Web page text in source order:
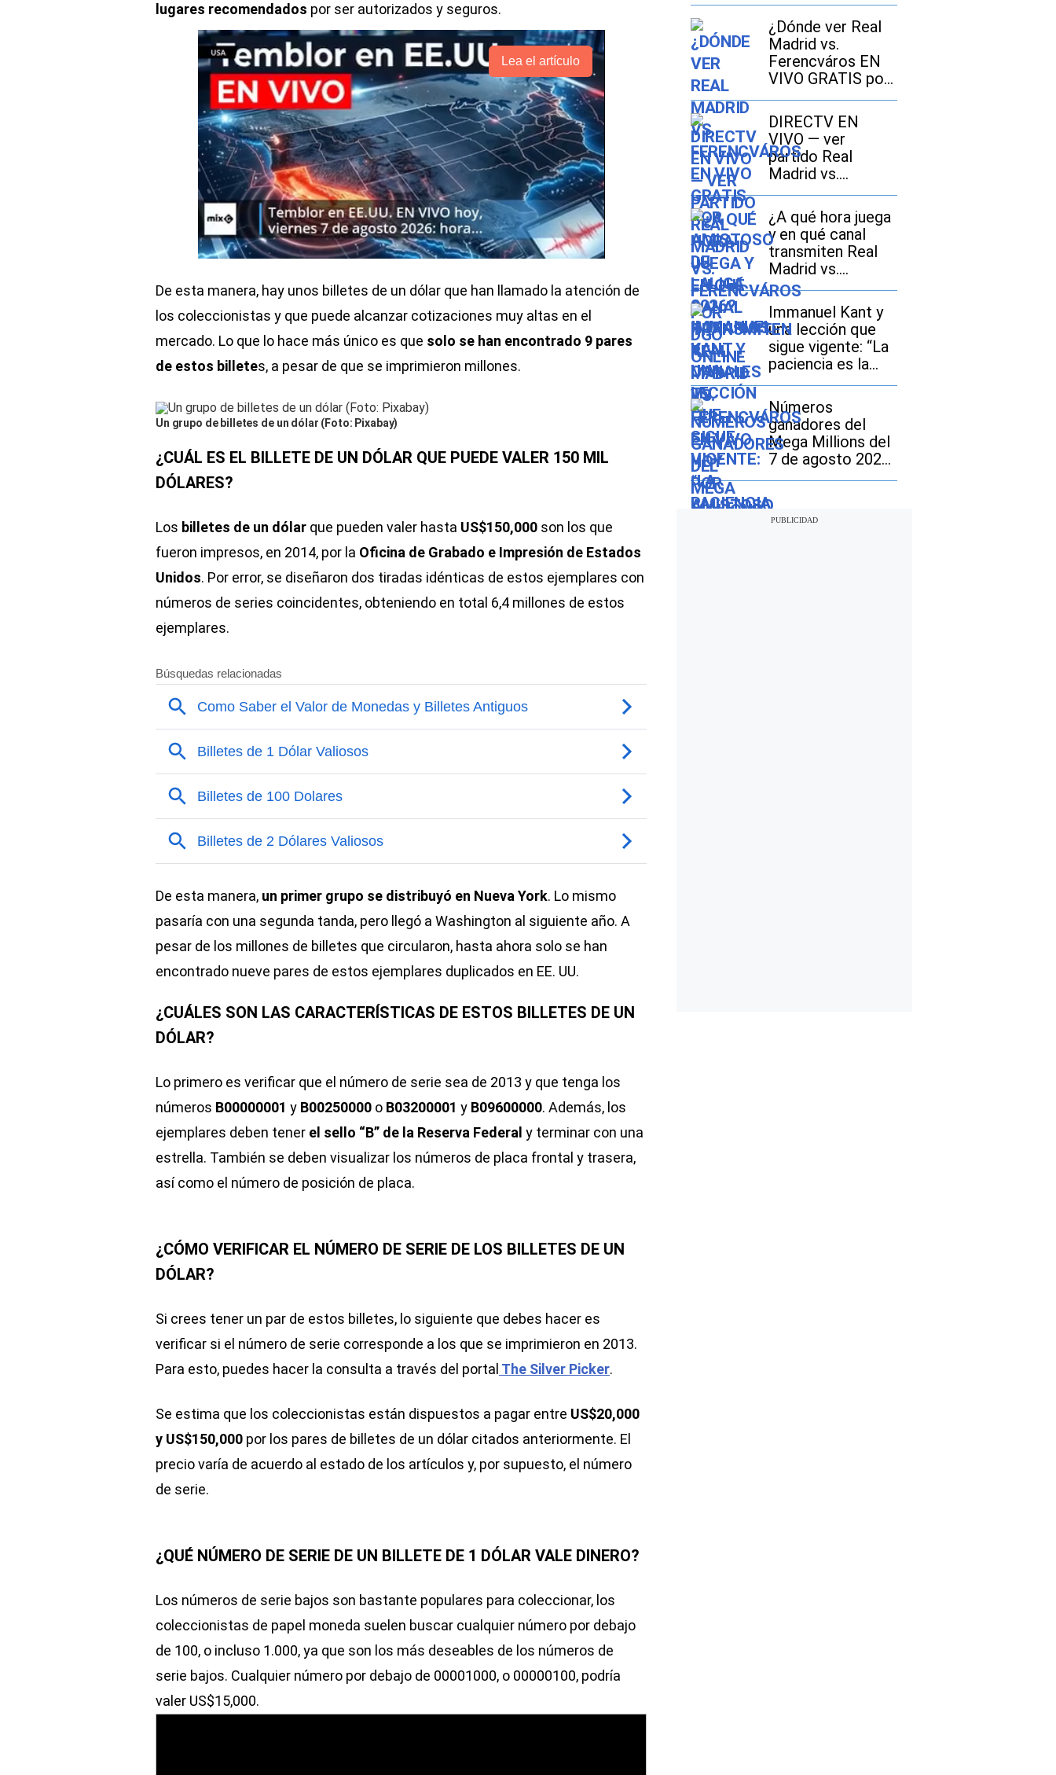
lugares recomendados por ser autorizados y seguros.
Lea el artículo
De esta manera, hay unos billetes de un dólar que han llamado la atención de
los coleccionistas y que puede alcanzar cotizaciones muy altas en el
mercado. Lo que lo hace más único es que solo se han encontrado 9 pares
de estos billetes, a pesar de que se imprimieron millones.
Un grupo de billetes de un dólar (Foto: Pixabay)
¿CUÁL ES EL BILLETE DE UN DÓLAR QUE PUEDE VALER 150 MIL
DÓLARES?
Los billetes de un dólar que pueden valer hasta US$150,000 son los que
fueron impresos, en 2014, por la Oficina de Grabado e Impresión de Estados
Unidos. Por error, se diseñaron dos tiradas idénticas de estos ejemplares con
números de series coincidentes, obteniendo en total 6,4 millones de estos
ejemplares.
De esta manera, un primer grupo se distribuyó en Nueva York. Lo mismo
pasaría con una segunda tanda, pero llegó a Washington al siguiente año. A
pesar de los millones de billetes que circularon, hasta ahora solo se han
encontrado nueve pares de estos ejemplares duplicados en EE. UU.
¿CUÁLES SON LAS CARACTERÍSTICAS DE ESTOS BILLETES DE UN
DÓLAR?
Lo primero es verificar que el número de serie sea de 2013 y que tenga los
números B00000001 y B00250000 o B03200001 y B09600000. Además, los
ejemplares deben tener el sello “B” de la Reserva Federal y terminar con una
estrella. También se deben visualizar los números de placa frontal y trasera,
así como el número de posición de placa.
¿CÓMO VERIFICAR EL NÚMERO DE SERIE DE LOS BILLETES DE UN
DÓLAR?
Si crees tener un par de estos billetes, lo siguiente que debes hacer es
verificar si el número de serie corresponde a los que se imprimieron en 2013.
Para esto, puedes hacer la consulta a través del portal The Silver Picker.
Se estima que los coleccionistas están dispuestos a pagar entre US$20,000
y US$150,000 por los pares de billetes de un dólar citados anteriormente. El
precio varía de acuerdo al estado de los artículos y, por supuesto, el número
de serie.
¿QUÉ NÚMERO DE SERIE DE UN BILLETE DE 1 DÓLAR VALE DINERO?
Los números de serie bajos son bastante populares para coleccionar, los
coleccionistas de papel moneda suelen buscar cualquier número por debajo
de 100, o incluso 1.000, ya que son los más deseables de los números de
serie bajos. Cualquier número por debajo de 00001000, o 00000100, podría
valer US$15,000.
¿Dónde ver Real
Madrid vs.
Ferencváros EN
VIVO GRATIS por
amistoso de
LaLiga 2026?
Horarios y canales
TV
DIRECTV EN
VIVO — ver
partido Real
Madrid vs.
Ferencváros por
DGO Online
¿A qué hora juega
y en qué canal
transmiten Real
Madrid vs.
Ferencváros EN
VIVO hoy por
amistoso 2026 en
México, Estados
Unidos y España?
Immanuel Kant y
una lección que
sigue vigente: “La
paciencia es la
fortaleza del débil
y la impaciencia, la
debilidad del
fuerte”
Números
ganadores del
Mega Millions del
7 de agosto 2026:
mira los
sorteo con
jackpot de $70